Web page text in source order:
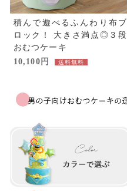
積んで遊べるふんわり布ブ
ロック！
大きさ満点◎３段
おむつケーキ
10,100円 送料無料